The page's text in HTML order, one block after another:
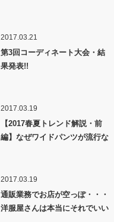
2017.03.21
第3回コーディネート大会・結
果発表!!
2017.03.19
【2017春夏トレンド解説・前
編】なぜワイドパンツが流行な
2017.03.19
通販業務でお店が空っぽ・・・
洋服屋さんは本当にそれでいい